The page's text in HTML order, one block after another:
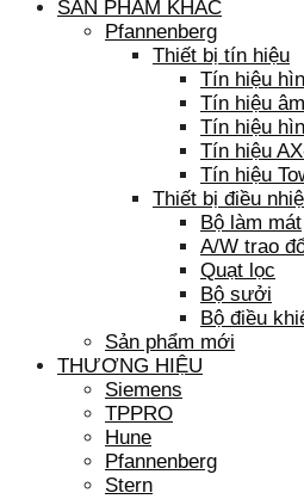
SẢN PHẨM KHÁC
Pfannenberg
Thiết bị tín hiệu
Tín hiệu
Tín hiệu
Tín hiệu
Tín hiệu
Tín hiệu
Thiết bị điều
Bộ làm mát
A/W trao
Quạt lọc
Bộ sưởi
Bộ điều
Sản phẩm mới
THƯƠNG HIỆU
Siemens
TPPRO
Hune
Pfannenberg
Stern